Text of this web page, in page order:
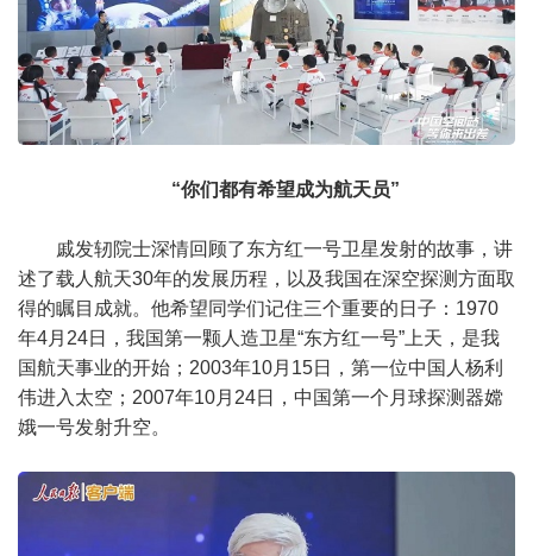
“你们都有希望成为航天员”
戚发轫院士深情回顾了东方红一号卫星发射的故事，讲
述了载人航天30年的发展历程，以及我国在深空探测方面取
得的瞩目成就。他希望同学们记住三个重要的日子：1970
年4月24日，我国第一颗人造卫星“东方红一号”上天，是我
国航天事业的开始；2003年10月15日，第一位中国人杨利
伟进入太空；2007年10月24日，中国第一个月球探测器嫦
娥一号发射升空。